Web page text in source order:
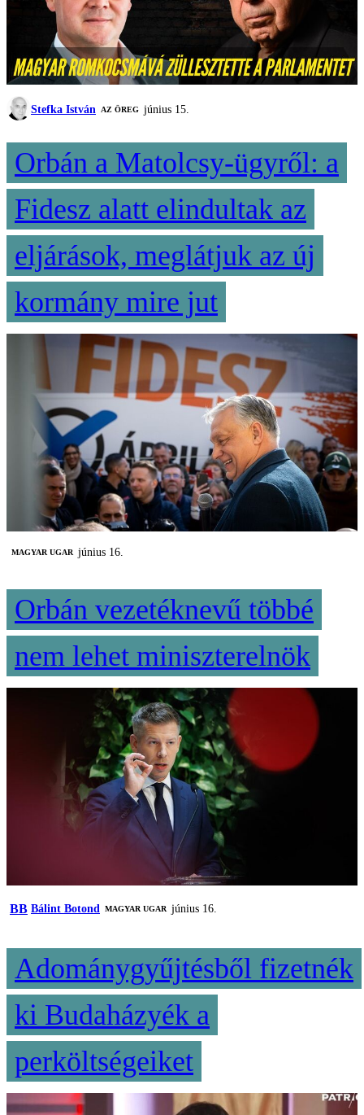
Stefka István AZ ÖREG június 15.
Orbán a Matolcsy-ügyről: a
Fidesz alatt elindultak az
eljárások, meglátjuk az új
kormány mire jut
MAGYAR UGAR június 16.
Orbán vezetéknevű többé
nem lehet miniszterelnök
BB Bálint Botond MAGYAR UGAR június 16.
Adománygyűjtésből fizetnék
ki Budaházyék a
perköltségeiket